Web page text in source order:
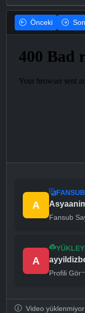
Önceki
A
FANSUB
Fansub
A
Profili Gör
Video